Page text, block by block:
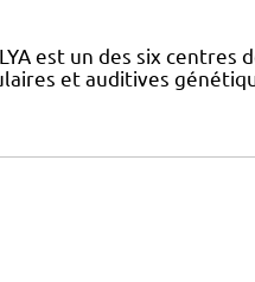
est un des six centres
et auditives